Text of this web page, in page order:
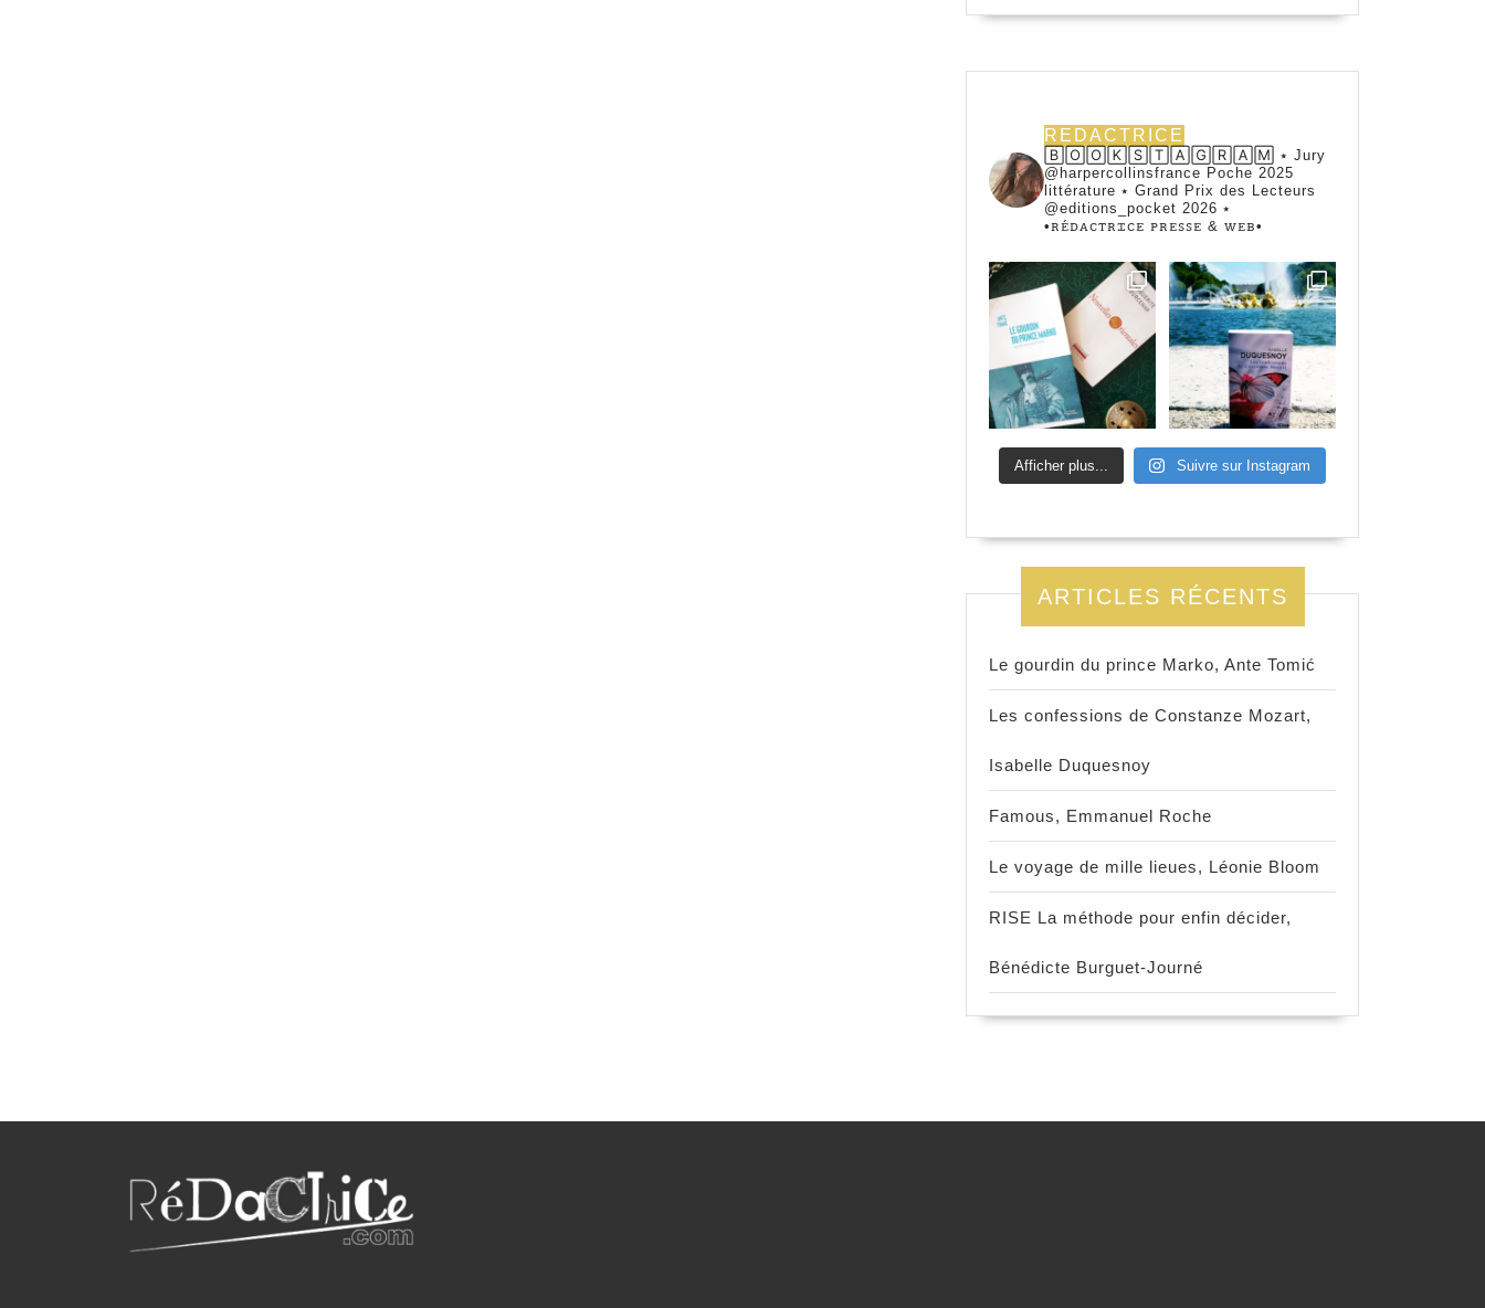
REDACTRICE
🄱🄾🄾🄺🅂🅃🄰🄶🅁🄰🄼 ⭑ Jury
@harpercollinsfrance Poche 2025
littérature ⭑ Grand Prix des Lecteurs
@editions_pocket 2026 ⭑
•ꭱꭼ́ꭰꭺꮯꭲꭱꮖꮯꭼ ꮲꭱꭼꮪꮪꭼ & ꮃꭼᏼ•
Afficher plus... Suivre sur Instagram
ARTICLES RÉCENTS
Le gourdin du prince Marko, Ante Tomić
Les confessions de Constanze Mozart,
Isabelle Duquesnoy
Famous, Emmanuel Roche
Le voyage de mille lieues, Léonie Bloom
RISE La méthode pour enfin décider,
Bénédicte Burguet-Journé